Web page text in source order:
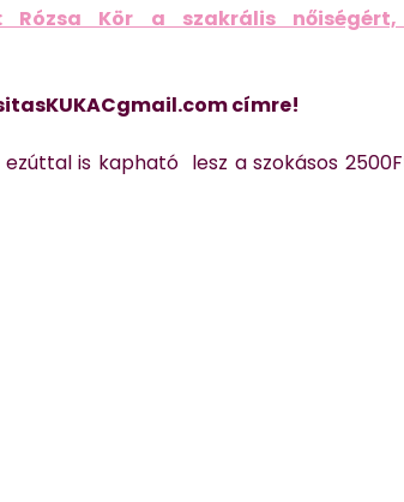
Rózsa Kör a szakrális
címre!
is kapható lesz a szokásos